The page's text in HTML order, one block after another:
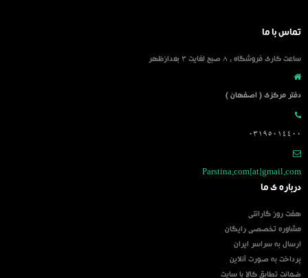
تماس با ما
ساعت کاری فروشگاه : 8 صبح لغایت 3 بعدازظهر
دفتر مرکزی ( اصفهان )
03195014400
Parstina.com[at]gmail.com
درباره ی ما
هفت روز گارانتی
مشاوره تخصصی رایگان
ارسال به سراسر ایران
پرداخت به صورت آنلاین
ضمانت تطابق کالا با سایت